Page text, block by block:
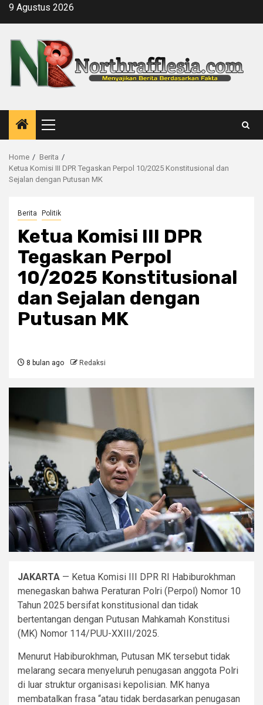
Skip9 Agustus 2026
Primary
Menu
Home
Berita
Ketua Komisi III DPR Tegaskan Perpol 10/2025 Konstitusional dan
Sejalan dengan Putusan MK
Berita Politik
Ketua Komisi III DPR
Tegaskan Perpol
10/2025 Konstitusional
dan Sejalan dengan
Putusan MK
8 bulan ago Redaksi
JAKARTA — Ketua Komisi III DPR RI Habiburokhman
menegaskan bahwa Peraturan Polri (Perpol) Nomor 10
Tahun 2025 bersifat konstitusional dan tidak
bertentangan dengan Putusan Mahkamah Konstitusi
(MK) Nomor 114/PUU-XXIII/2025.
Menurut Habiburokhman, Putusan MK tersebut tidak
melarang secara menyeluruh penugasan anggota Polri
di luar struktur organisasi kepolisian. MK hanya
membatalkan frasa “atau tidak berdasarkan penugasan